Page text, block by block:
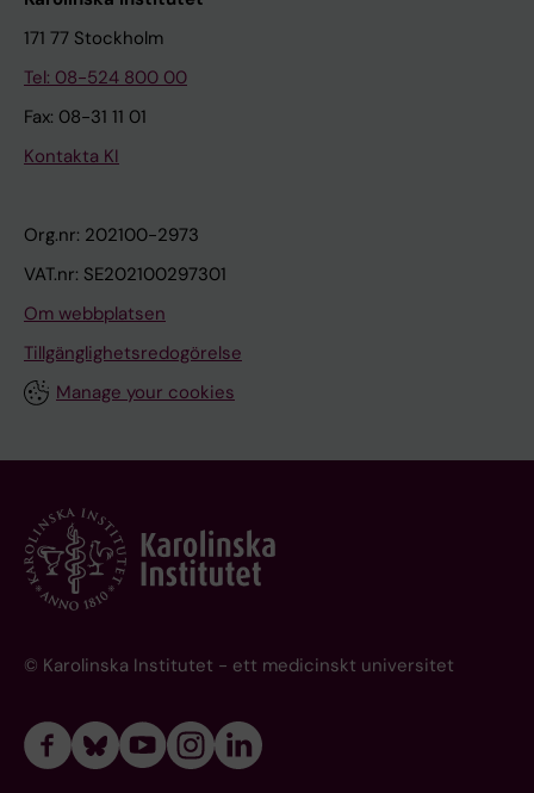
171 77 Stockholm
Tel: 08-524 800 00
Fax: 08-31 11 01
Kontakta KI
Org.nr: 202100-2973
VAT.nr: SE202100297301
Om webbplatsen
Tillgänglighetsredogörelse
Manage your cookies
© Karolinska Institutet - ett medicinskt universitet